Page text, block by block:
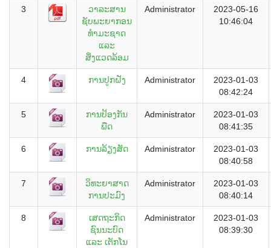
3
ວາລະສານ
ຊັບພະຍາກອນ
ທຳມະຊາດ
ແລະ
ສິ່ງແວດລ້ອມ
Administrator
2023-05-16
10:46:04
4 ການປູກຝັງ Administrator
2023-01-03
08:42:24
5
ການປ້ອງກັນ
ພືດ
Administrator
2023-01-03
08:41:35
6 ການລ້ຽງສັດ Administrator
2023-01-03
08:40:58
7
ວິທະຍາສາດ
ການປະມົງ
Administrator
2023-01-03
08:40:14
8
ເສດຖະກິດ
ຊົນນະບົດ
ແລະ ເຕັກໂນ
Administrator
2023-01-03
08:39:30